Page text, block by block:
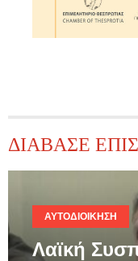
ΔΙΑΒΑΣΕ
ΑΥΤΟΔΙΟΊΚΗΣΗ
Λαϊκή